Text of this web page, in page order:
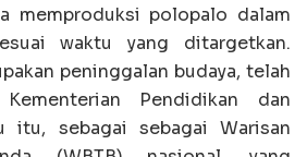
memproduksi polopalo dalam
waktu yang ditargetkan.
peninggalan budaya, telah
Pendidikan dan
itu, sebagai sebagai Warisan